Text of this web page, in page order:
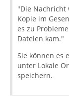
"Die Nachricht
Kopie im
es zu
Dateien kam."
Sie können es
unter Lokale
speichern.